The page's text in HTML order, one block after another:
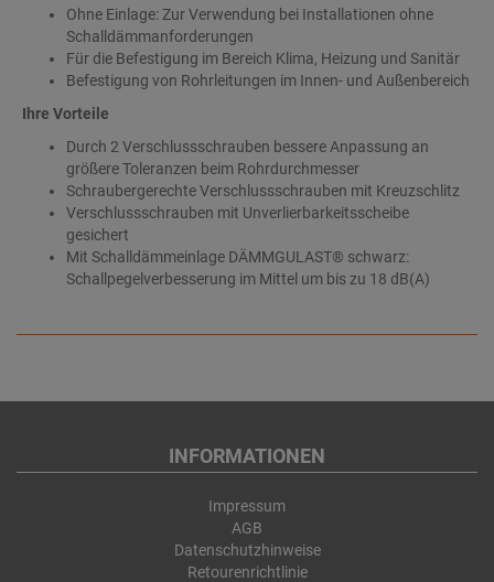
Ohne Einlage: Zur Verwendung bei Installationen ohne
Schalldämmanforderungen
Für die Befestigung im Bereich Klima, Heizung und Sanitär
Befestigung von Rohrleitungen im Innen- und Außenbereich
Ihre Vorteile
Durch 2 Verschlussschrauben bessere Anpassung an
größere Toleranzen beim Rohrdurchmesser
Schraubergerechte Verschlussschrauben mit Kreuzschlitz
Verschlussschrauben mit Unverlierbarkeitsscheibe
gesichert
Mit Schalldämmeinlage DÄMMGULAST® schwarz:
Schallpegelverbesserung im Mittel um bis zu 18 dB(A)
INFORMATIONEN
Impressum
AGB
Datenschutzhinweise
Retourenrichtlinie